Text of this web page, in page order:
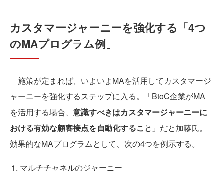
カスタマージャーニーを強化する「4つ
のMAプログラム例」
施策が定まれば、いよいよMAを活用してカスタマージ
ャーニーを強化するステップに入る。「BtoC企業がMA
を活用する場合、 意識すべきはカスタマージャーニーに
おける有効な顧客接点を自動化すること 」だと加藤氏。
効果的なMAプログラムとして、次の4つを例示する。
マルチチャネルのジャーニー